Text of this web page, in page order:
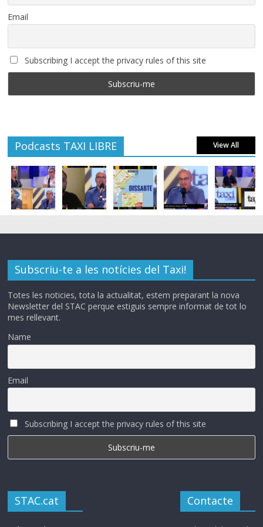
Email
Subscribing I accept the privacy rules of this site
Podcasts TAXI LIBRE View All
Subscriu-te a les notícies del Taxi!
Totes les noticies, tota la actualitat, estem preparant la nova
Newsletter del STAC perque estiguis sempre informat de tot lo
mes rellevant.
Name
Email
Subscribing I accept the privacy rules of this site
STAC.cat Contacte